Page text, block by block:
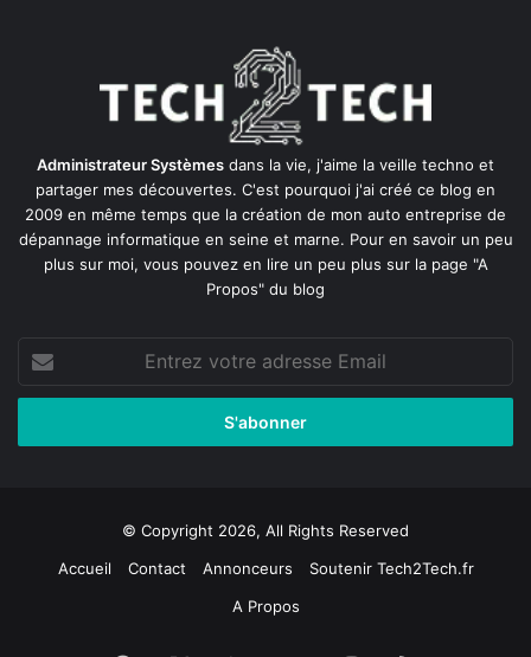
Administrateur Systèmes dans la vie, j'aime la veille techno et
partager mes découvertes. C'est pourquoi j'ai créé ce blog en
2009 en même temps que la création de mon auto entreprise de
dépannage informatique en seine et marne. Pour en savoir un peu
plus sur moi, vous pouvez en lire un peu plus sur la page "A
Propos" du blog
Entrez
votre
adresse
© Copyright 2026, All Rights Reserved
Accueil
Contact Annonceurs
Soutenir Tech2Tech.fr
A Propos